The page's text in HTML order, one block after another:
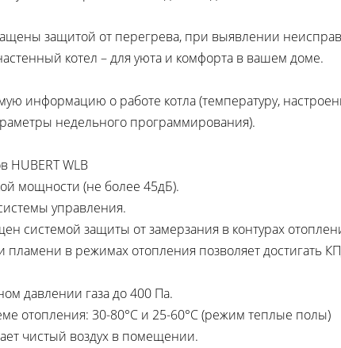
защитой от перегрева, при выявлении
котел – для уюта и комфорта в вашем доме.
информацию о работе котла (температуру,
недельного программирования).
HUBERT WLB
мощности (не более 45дБ).
управления.
системой защиты от замерзания в контурах
в режимах отопления позволяет достигать
давлении газа до 400 Па.
отопления: 30-80°C и 25-60°С (режим теплые полы)
чистый воздух в помещении.